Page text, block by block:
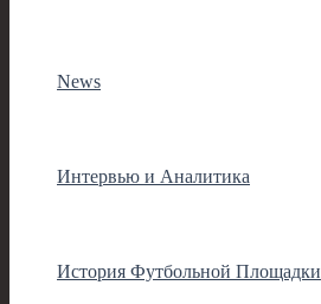
News
Интервью и Аналитика
История Футбольной Площадки